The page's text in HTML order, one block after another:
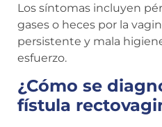
Los síntomas incluyen
gases o heces por la
persistente y mala
esfuerzo.
¿Cómo se
fístula